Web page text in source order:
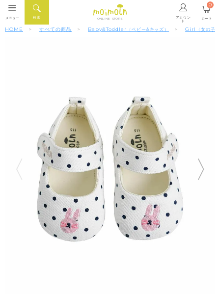
ONLINE STORE アカウン
ト
検索
メニュー カート
0
HOME すべての商品 Baby&Toddler （ベビー&キッズ） Girl （女の子）